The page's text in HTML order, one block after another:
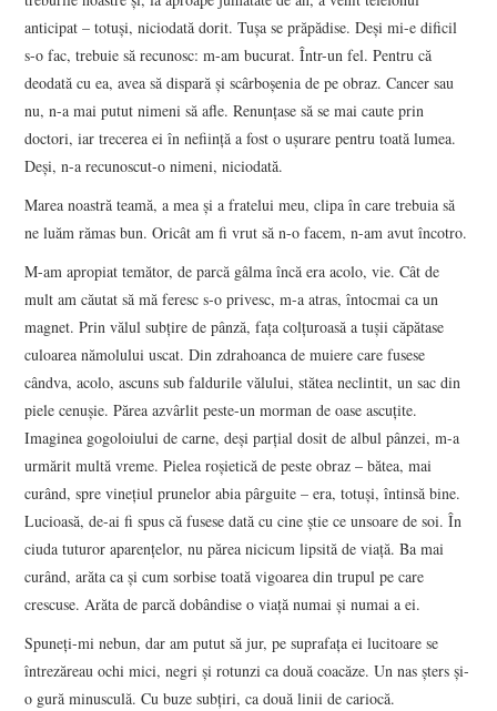
anticipat – totuși, niciodată dorit. Tușa se prăpădise. Deși mi-e dificil
s-o fac, trebuie să recunosc: m-am bucurat. Într-un fel. Pentru că
deodată cu ea, avea să dispară și scârboșenia de pe obraz. Cancer sau
nu, n-a mai putut nimeni să afle. Renunțase să se mai caute prin
doctori, iar trecerea ei în neființă a fost o ușurare pentru toată lumea.
Deși, n-a recunoscut-o nimeni, niciodată.
Marea noastră teamă, a mea și a fratelui meu, clipa în care trebuia să
ne luăm rămas bun. Oricât am fi vrut să n-o facem, n-am avut încotro.
M-am apropiat temător, de parcă gâlma încă era acolo, vie. Cât de
mult am căutat să mă feresc s-o privesc, m-a atras, întocmai ca un
magnet. Prin vălul subțire de pânză, fața colțuroasă a tușii căpătase
culoarea nămolului uscat. Din zdrahoanca de muiere care fusese
cândva, acolo, ascuns sub faldurile vălului, stătea neclintit, un sac din
piele cenușie. Părea azvârlit peste-un morman de oase ascuțite.
Imaginea gogoloiului de carne, deși parțial dosit de albul pânzei, m-a
urmărit multă vreme. Pielea roșietică de peste obraz – bătea, mai
curând, spre vinețiul prunelor abia pârguite – era, totuși, întinsă bine.
Lucioasă, de-ai fi spus că fusese dată cu cine știe ce unsoare de soi. În
ciuda tuturor aparențelor, nu părea nicicum lipsită de viață. Ba mai
curând, arăta ca și cum sorbise toată vigoarea din trupul pe care
crescuse. Arăta de parcă dobândise o viață numai și numai a ei.
Spuneți-mi nebun, dar am putut să jur, pe suprafața ei lucitoare se
întrezăreau ochi mici, negri și rotunzi ca două coacăze. Un nas șters și-
o gură minusculă. Cu buze subțiri, ca două linii de cariocă.